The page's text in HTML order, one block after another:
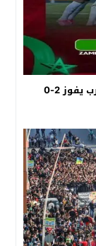
أسود الأطلس يتألقون في زامبيا : المغرب يفوز 2-0